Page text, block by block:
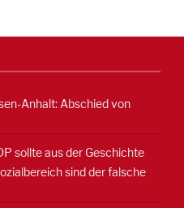
Anhalt: Abschied von
sollte aus der Geschichte
sind der falsche